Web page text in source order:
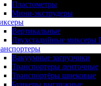
Пластометры
Мини-экструдеры
Вертикальные
Двухстадийные
Вакуумные загрузчики
Транспортеры ленточные
Транспортёры шнековые
Бункеры выгружные